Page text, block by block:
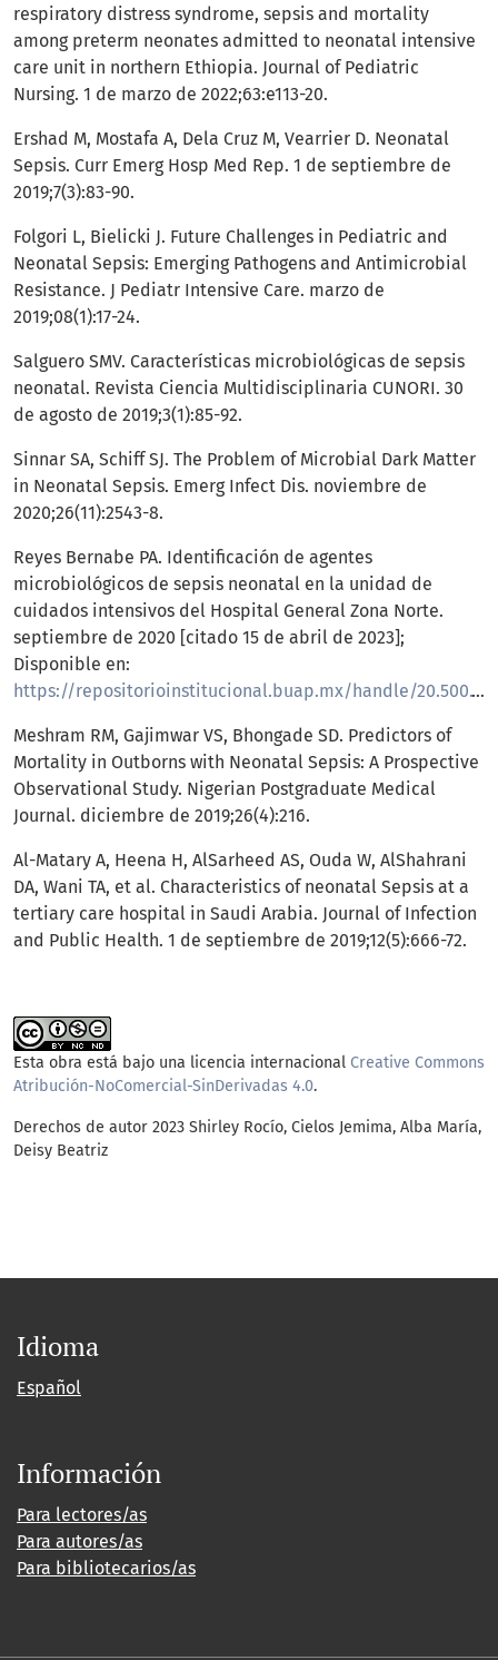
respiratory distress syndrome, sepsis and mortality
among preterm neonates admitted to neonatal intensive
care unit in northern Ethiopia. Journal of Pediatric
Nursing. 1 de marzo de 2022;63:e113-20.
Ershad M, Mostafa A, Dela Cruz M, Vearrier D. Neonatal
Sepsis. Curr Emerg Hosp Med Rep. 1 de septiembre de
2019;7(3):83-90.
Folgori L, Bielicki J. Future Challenges in Pediatric and
Neonatal Sepsis: Emerging Pathogens and Antimicrobial
Resistance. J Pediatr Intensive Care. marzo de
2019;08(1):17-24.
Salguero SMV. Características microbiológicas de sepsis
neonatal. Revista Ciencia Multidisciplinaria CUNORI. 30
de agosto de 2019;3(1):85-92.
Sinnar SA, Schiff SJ. The Problem of Microbial Dark Matter
in Neonatal Sepsis. Emerg Infect Dis. noviembre de
2020;26(11):2543-8.
Reyes Bernabe PA. Identificación de agentes
microbiológicos de sepsis neonatal en la unidad de
cuidados intensivos del Hospital General Zona Norte.
septiembre de 2020 [citado 15 de abril de 2023];
Disponible en:
https://repositorioinstitucional.buap.mx/handle/20.500.12371/15299
Meshram RM, Gajimwar VS, Bhongade SD. Predictors of
Mortality in Outborns with Neonatal Sepsis: A Prospective
Observational Study. Nigerian Postgraduate Medical
Journal. diciembre de 2019;26(4):216.
Al-Matary A, Heena H, AlSarheed AS, Ouda W, AlShahrani
DA, Wani TA, et al. Characteristics of neonatal Sepsis at a
tertiary care hospital in Saudi Arabia. Journal of Infection
and Public Health. 1 de septiembre de 2019;12(5):666-72.
Esta obra está bajo una licencia internacional Creative Commons
Atribución-NoComercial-SinDerivadas 4.0.
Derechos de autor 2023 Shirley Rocío, Cielos Jemima, Alba María,
Deisy Beatriz
Idioma
Español
Información
Para lectores/as
Para autores/as
Para bibliotecarios/as